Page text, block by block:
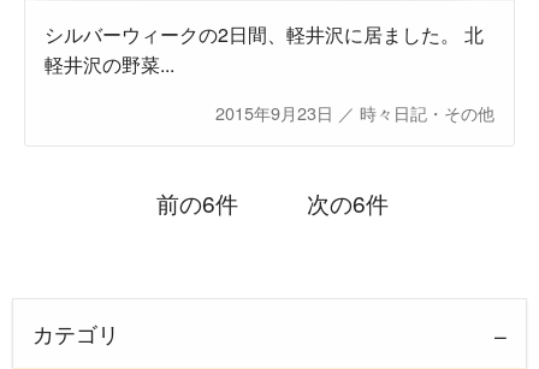
シルバーウィークの2日間、軽井沢に居ました。 北
軽井沢の野菜...
2015年9月23日 ／ 時々日記・その他
前の6件 次の6件
カテゴリ